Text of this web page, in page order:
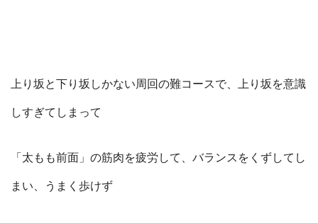
上り坂と下り坂しかない周回の難コースで、上り坂を意識
しすぎてしまって
「太もも前面」の筋肉を疲労して、バランスをくずしてし
まい、うまく歩けず